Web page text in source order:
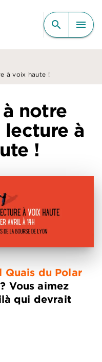
CONTENU
search menu
à voix haute !
notre
lecture à
!
Quais du Polar
Vous aimez
qui devrait